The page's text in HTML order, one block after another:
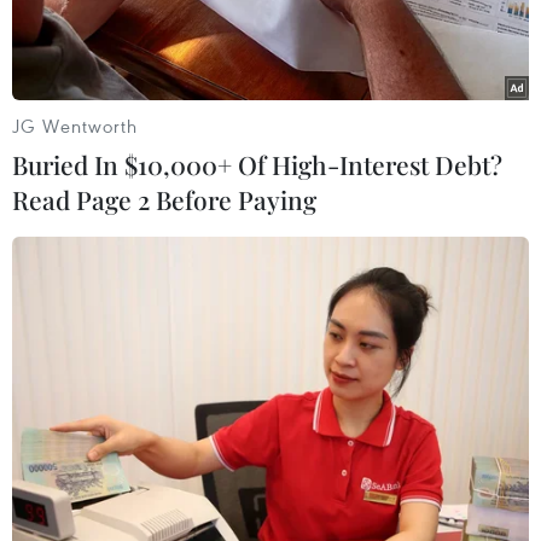
Hiện trường một vụ cháy. Ảnh minh họa. (Ảnh: Nguyễn
Nam/TTXVN)
Tối 16/11, tại thị trấn Đầm Dơi (huyện Đầm Dơi,
tỉnh Cà Mau) đã xảy ra một vụ cháy thiêu rụi
JG Wentworth
Buried In $10,000+ Of High-Interest Debt?
Read Page 2 Before Paying